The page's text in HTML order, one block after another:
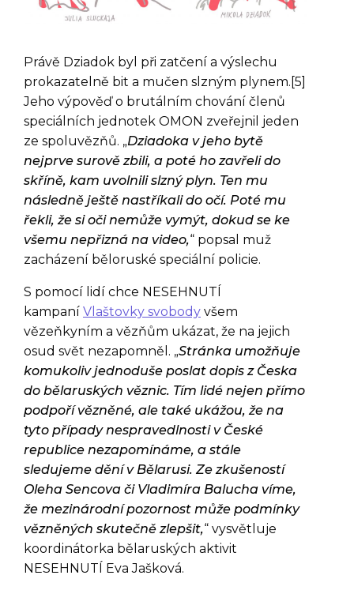
Právě Dziadok byl při zatčení a výslechu
prokazatelně bit a mučen slzným plynem.[5]
Jeho výpověď o brutálním chování členů
speciálních jednotek OMON zveřejnil jeden
ze spoluvězňů. „Dziadoka v jeho bytě
nejprve surově zbili, a poté ho zavřeli do
skříně, kam uvolnili slzný plyn. Ten mu
následně ještě nastříkali do očí. Poté mu
řekli, že si oči nemůže vymýt, dokud se ke
všemu nepřizná na video,“ popsal muž
zacházení běloruské speciální policie.
S pomocí lidí chce NESEHNUTÍ
kampaní Vlaštovky svobody všem
vězeňkyním a vězňům ukázat, že na jejich
osud svět nezapomněl. „Stránka umožňuje
komukoliv jednoduše poslat dopis z Česka
do bělaruských věznic. Tím lidé nejen přímo
podpoří vězněné, ale také ukážou, že na
tyto případy nespravedlnosti v České
republice nezapomínáme, a stále
sledujeme dění v Bělarusi. Ze zkušeností
Oleha Sencova či Vladimíra Balucha víme,
že mezinárodní pozornost může podmínky
vězněných skutečně zlepšit,“ vysvětluje
koordinátorka bělaruských aktivit
NESEHNUTÍ Eva Jašková.